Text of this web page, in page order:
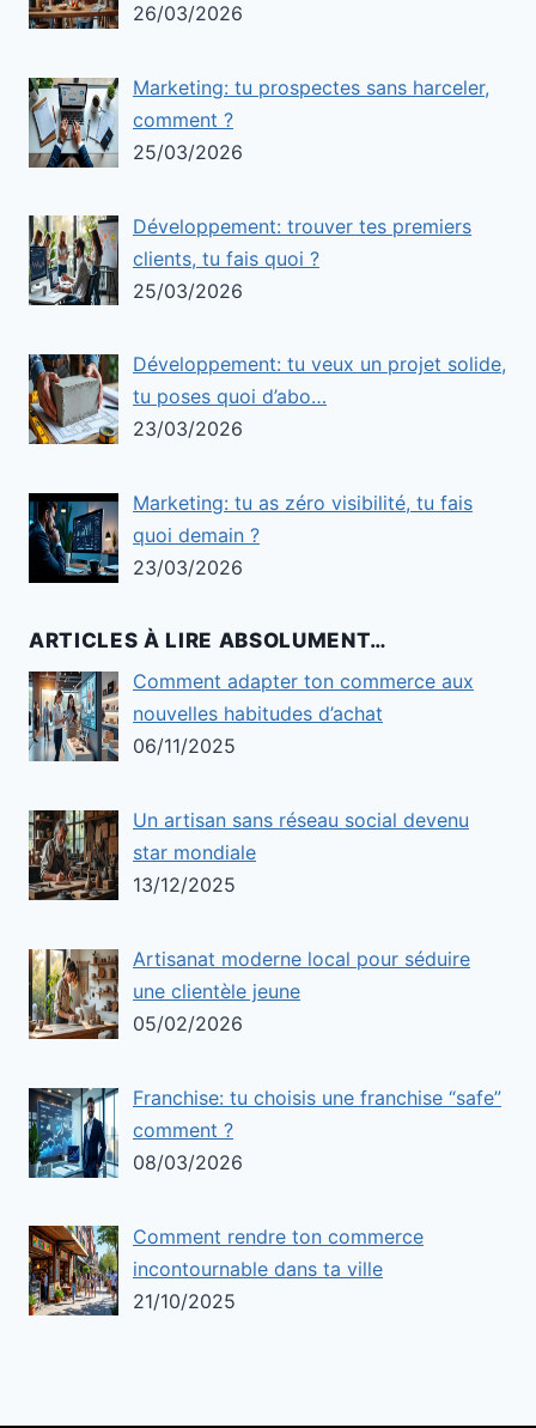
26/03/2026
Marketing: tu prospectes sans harceler,
comment ?
25/03/2026
Développement: trouver tes premiers
clients, tu fais quoi ?
25/03/2026
Développement: tu veux un projet solide,
tu poses quoi d’abo…
23/03/2026
Marketing: tu as zéro visibilité, tu fais
quoi demain ?
23/03/2026
ARTICLES À LIRE ABSOLUMENT…
Comment adapter ton commerce aux
nouvelles habitudes d’achat
06/11/2025
Un artisan sans réseau social devenu
star mondiale
13/12/2025
Artisanat moderne local pour séduire
une clientèle jeune
05/02/2026
Franchise: tu choisis une franchise “safe”
comment ?
08/03/2026
Comment rendre ton commerce
incontournable dans ta ville
21/10/2025